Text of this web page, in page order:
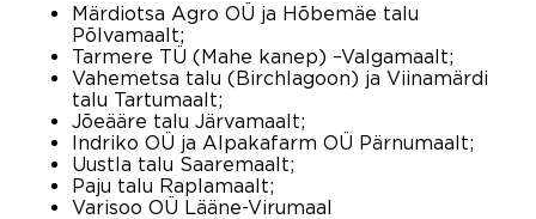
Märdiotsa Agro OÜ ja Hõbemäe talu
Põlvamaalt;
Tarmere TÜ (Mahe kanep) –Valgamaalt;
Vahemetsa talu (Birchlagoon) ja Viinamärdi
talu Tartumaalt;
Jõeääre talu Järvamaalt;
Indriko OÜ ja Alpakafarm OÜ Pärnumaalt;
Uustla talu Saaremaalt;
Paju talu Raplamaalt;
Varisoo OÜ Lääne-Virumaal